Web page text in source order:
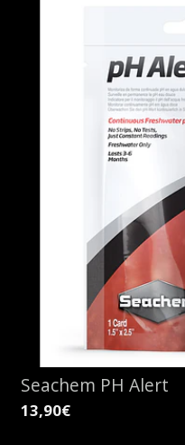
Seachem PH Alert
13,90€